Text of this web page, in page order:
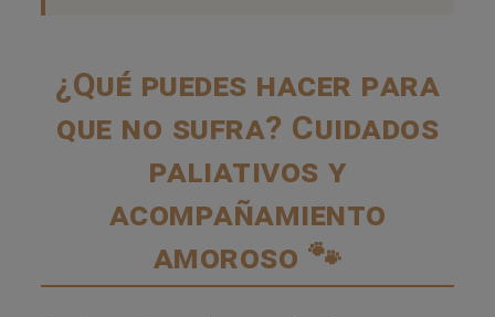
¿Qué puedes hacer para
que no sufra? Cuidados
paliativos y
acompañamiento
amoroso 🐾